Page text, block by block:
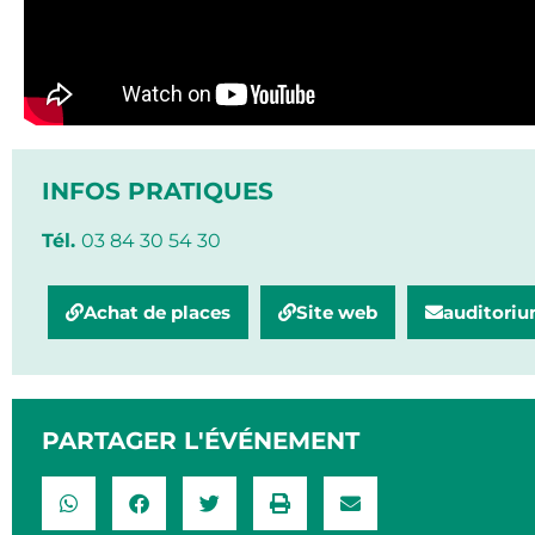
INFOS PRATIQUES
Tél. 03 84 30 54 30
Achat de places Site web
PARTAGER L'ÉVÉNEMENT​